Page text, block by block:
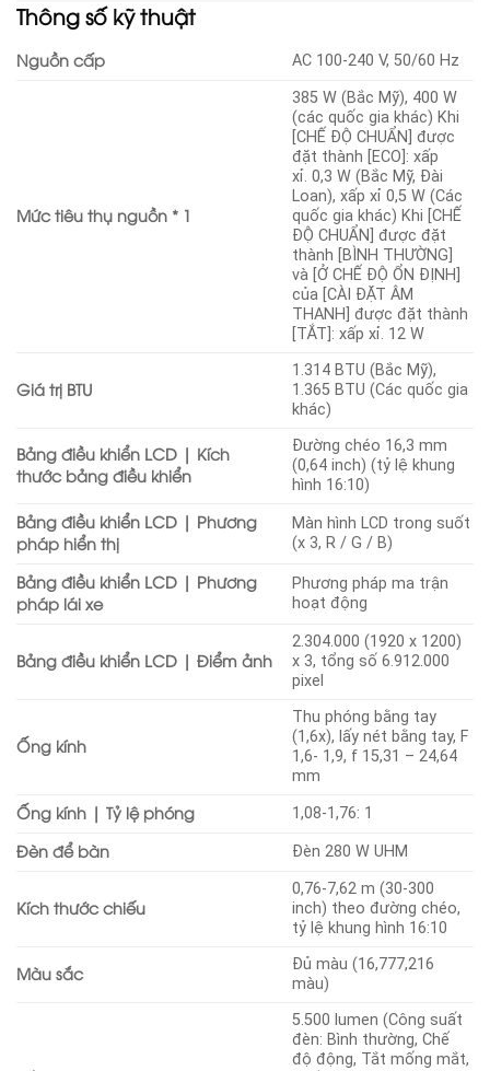
Thông số kỹ thuật
Nguồn cấp AC 100-240 V, 50/60 Hz
Mức tiêu thụ nguồn * 1
385 W (Bắc Mỹ), 400 W
(các quốc gia khác) Khi
[CHẾ ĐỘ CHUẨN] được
đặt thành [ECO]: xấp
xỉ. 0,3 W (Bắc Mỹ, Đài
Loan), xấp xỉ 0,5 W (Các
quốc gia khác) Khi [CHẾ
ĐỘ CHUẨN] được đặt
thành [BÌNH THƯỜNG]
và [Ở CHẾ ĐỘ ỔN ĐỊNH]
của [CÀI ĐẶT ÂM
THANH] được đặt thành
[TẮT]: xấp xỉ. 12 W
Giá trị BTU
1.314 BTU (Bắc Mỹ),
1.365 BTU (Các quốc gia
khác)
Bảng điều khiển LCD | Kích
thước bảng điều khiển
Đường chéo 16,3 mm
(0,64 inch) (tỷ lệ khung
hình 16:10)
Bảng điều khiển LCD | Phương
pháp hiển thị
Màn hình LCD trong suốt
(x 3, R / G / B)
Bảng điều khiển LCD | Phương
pháp lái xe
Phương pháp ma trận
hoạt động
Bảng điều khiển LCD | Điểm ảnh
2.304.000 (1920 x 1200)
x 3, tổng số 6.912.000
pixel
Ống kính
Thu phóng bằng tay
(1,6x), lấy nét bằng tay, F
1,6- 1,9, f 15,31 – 24,64
mm
Ống kính | Tỷ lệ phóng 1,08-1,76: 1
Đèn để bàn Đèn 280 W UHM
Kích thước chiếu
0,76-7,62 m (30-300
inch) theo đường chéo,
tỷ lệ khung hình 16:10
Màu sắc
Đủ màu (16,777,216
màu)
5.500 lumen (Công suất
đèn: Bình thường, Chế
độ động, Tắt mống mắt,